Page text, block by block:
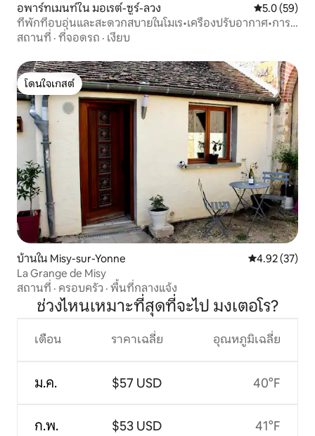
อพาร์ทเมนท์ใน มอเรต์-ซูร์-ลวง คะแนนเฉลี่ย
5.0 (59)
ที่พักที่อบอุ่นและสะดวกสบายในโมเร•เครื่องปรับอากาศ•การ
ต้อนรับระดับพรีเมียม
สถานที่ · ที่จอดรถ · เงียบ
โดนใจเกสต์
โดนใจเกสต์
บ้านใน Misy-sur-Yonne คะแนนเฉลี่ย
4.92 (37)
La Grange de Misy
สถานที่ · ครอบครัว · พื้นที่กลางแจ้ง
ช่วงไหนเหมาะที่สุดที่จะไป มงเตอโร?
เดือน
ม.ค.
ก.พ.
ราคาเฉลี่ย
$57 USD
$53 USD
อุณหภูมิเฉลี่ย
40°F
41°F